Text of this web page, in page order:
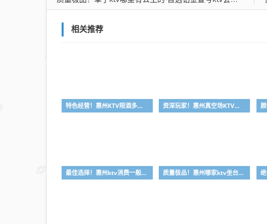
相关推荐
特色经营！惠州KTV陪酒多少钱-首选凯丽华酒店KTV会所消费行情推荐 资深玩家！惠州真空场KTV是干嘛的-首选大富豪酒店KTV会所消费行情推荐
最佳选择！惠州ktv消费一般多少钱-首选金朗娱乐ktv会所消费行情推荐 质量极品！惠州哪家ktv坐台小费最高-首选喜悦酒店ktv会所消费行情推荐